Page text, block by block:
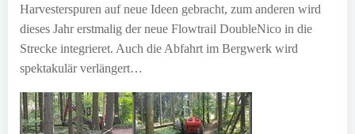
Harvesterspuren auf neue Ideen gebracht, zum anderen wird
dieses Jahr erstmalig der neue Flowtrail DoubleNico in die
Strecke integrieret. Auch die Abfahrt im Bergwerk wird
spektakulär verlängert…